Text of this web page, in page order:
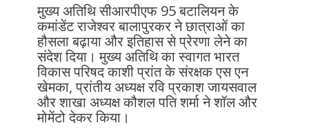
मुख्य अतिथि सीआरपीएफ 95 बटालियन के
कमांडेंट राजेश्वर बालापुरकर ने छात्राओं का
हौसला बढ़ाया और इतिहास से प्रेरणा लेने का
संदेश दिया। मुख्य अतिथि का स्वागत भारत
विकास परिषद काशी प्रांत के संरक्षक एस एन
खेमका, प्रांतीय अध्यक्ष रवि प्रकाश जायसवाल
और शाखा अध्यक्ष कौशल पति शर्मा ने शॉल और
मोमेंटो देकर किया।